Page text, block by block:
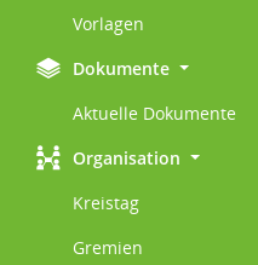
Vorlagen
Dokumente
Aktuelle Dokumente
Organisation
Kreistag
Gremien